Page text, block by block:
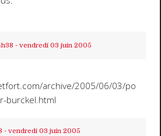
- vendredi 03 juin 2005
archive/2005/06/03/po
burckel.html
- vendredi 03 juin 2005